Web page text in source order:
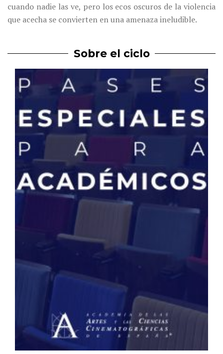
cuando nadie las ve, pero los ecos oscuros de la violencia
que acecha se convierten en una amenaza ineludible.
Sobre el ciclo